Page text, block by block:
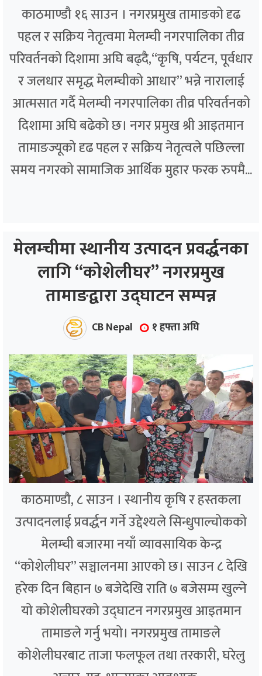
काठमाण्डौ १६ साउन । नगरप्रमुख तामाङको दृढ
पहल र सक्रिय नेतृत्वमा मेलम्ची नगरपालिका तीव्र
परिवर्तनको दिशामा अघि बढ्दै,“कृषि, पर्यटन, पूर्वधार
र जलधार समृद्ध मेलम्चीको आधार” भन्ने नारालाई
आत्मसात गर्दै मेलम्ची नगरपालिका तीव्र परिवर्तनको
दिशामा अघि बढेको छ। नगर प्रमुख श्री आइतमान
तामाङज्यूको दृढ पहल र सक्रिय नेतृत्वले पछिल्ला
समय नगरको सामाजिक आर्थिक मुहार फरक रुपमै...
मेलम्चीमा स्थानीय उत्पादन प्रवर्द्धनका
लागि “कोशेलीघर” नगरप्रमुख
तामाङद्वारा उद्घाटन सम्पन्न
CB Nepal १ हफ्ता अघि
काठमाण्डौ, ८ साउन । स्थानीय कृषि र हस्तकला
उत्पादनलाई प्रवर्द्धन गर्ने उद्देश्यले सिन्धुपाल्चोकको
मेलम्ची बजारमा नयाँ व्यावसायिक केन्द्र
“कोशेलीघर” सञ्चालनमा आएको छ। साउन ८ देखि
हरेक दिन बिहान ७ बजेदेखि राति ७ बजेसम्म खुल्ने
यो कोशेलीघरको उद्घाटन नगरप्रमुख आइतमान
तामाङले गर्नु भयो। नगरप्रमुख तामाङले
कोशेलीघरबाट ताजा फलफूल तथा तरकारी, घरेलु